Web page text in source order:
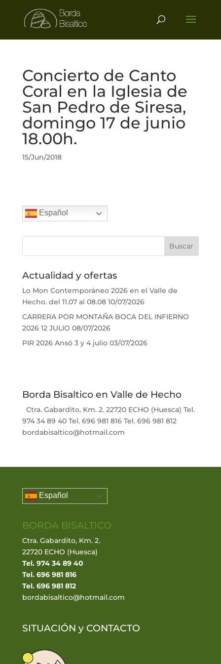
Concierto de Canto
Coral en la Iglesia de
San Pedro de Siresa,
domingo 17 de junio
18.00h.
15/Jun/2018
Español
Actualidad y ofertas
Lo Mon Contemporáneo 2026 en el Valle de
Hecho. del 11.07 al 08.08 10/07/2026
CARRERA POR MONTAÑA BOCA DEL INFIERNO
2026 12 JULIO 08/07/2026
PIR 2026 Ansó 3 y 4 julio 03/07/2026
Borda Bisaltico en Valle de Hecho
Ctra. Gabardito, Km. 2. 22720 ECHO (Huesca) Tel.
974 34 89 40 Tel. 696 981 816 Tel. 696 981 812
bordabisaltico@hotmail.com
Español
BORDA BISALTICO
Ctra. Gabardito, Km. 2.
22720 ECHO (Huesca)
Tel. 974 34 89 40
Tel. 696 981 816
Tel. 696 981 812
bordabisaltico@hotmail.com
SITUACIÓN y CONTACTO